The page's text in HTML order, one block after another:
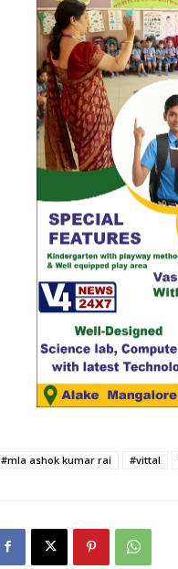
#mla ashok kumar rai #vittal